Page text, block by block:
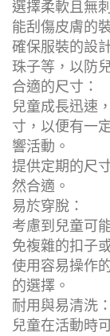
選擇柔軟且無
能刮傷皮膚的
確保服裝的設
珠子等，以防
合適的尺寸：
兒童成長迅速
寸，以便有一
響活動。
提供定期的尺
然合適。
易於穿脫：
考慮到兒童可
免複雜的扣子
使用容易操作
的選擇。
耐用與易清洗：
兒童在活動時